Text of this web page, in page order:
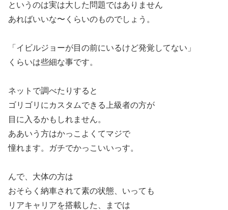
というのは実は大した問題ではありません
あればいいな〜くらいのものでしょう。
「イビルジョーが目の前にいるけど発覚してない」
くらいは些細な事です。
ネットで調べたりすると
ゴリゴリにカスタムできる上級者の方が
目に入るかもしれません。
ああいう方はかっこよくてマジで
憧れます。ガチでかっこいいっす。
んで、大体の方は
おそらく納車されて素の状態、いっても
リアキャリアを搭載した、までは